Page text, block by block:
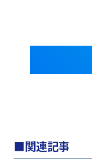
関連記事